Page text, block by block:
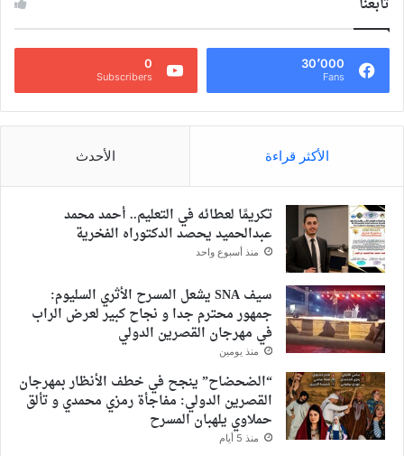
30٬000
Fans
0
Subscribers
الأكثر قراءة الأحدث
تكريمًا لعطائه في التعليم.. أحمد محمد
عبدالحميد يحصد الدكتوراه الفخرية
منذ أسبوع واحد
سيف SNA يشعل المسرح الأثري السليوم:
جمهور محترم جدا و نجاح كبير لعرض الراب
في مهرجان القصرين الدولي
منذ يومين
“الضحضاح” ينجح في خطف الأنظار بمهرجان
القصرين الدولي: مفاجأة رمزي محمدي و تألق
حملاوي يلهبان المسرح
منذ 5 أيام